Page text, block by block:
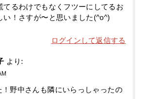
てるわけでもなくフツーにしてるお
い！さすが〜と思いました(^o^)
ログインして返信する
より:
！野中さんも隣にいらっしゃったの